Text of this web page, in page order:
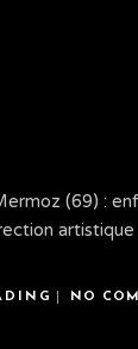
(69) :
NO